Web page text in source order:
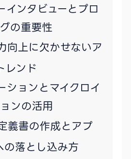
インタビューとプロ
の重要性
向上に欠かせないア
レンド
ションとマイクロイ
ンの活用
義書の作成とアプ
の落とし込み方